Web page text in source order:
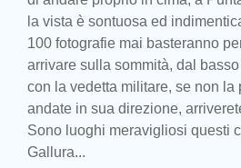
la vista è sontuosa ed
100 fotografie mai basteranno
arrivare sulla sommità, dal
con la vedetta militare, se non la
andate in sua direzione,
Sono luoghi meravigliosi questi
Gallura...